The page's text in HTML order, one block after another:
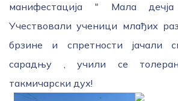
манифестација " Мала
Учествовали ученици млађих
брзине и спретности јачали
сарадњу , учили се
такмичарски дух!